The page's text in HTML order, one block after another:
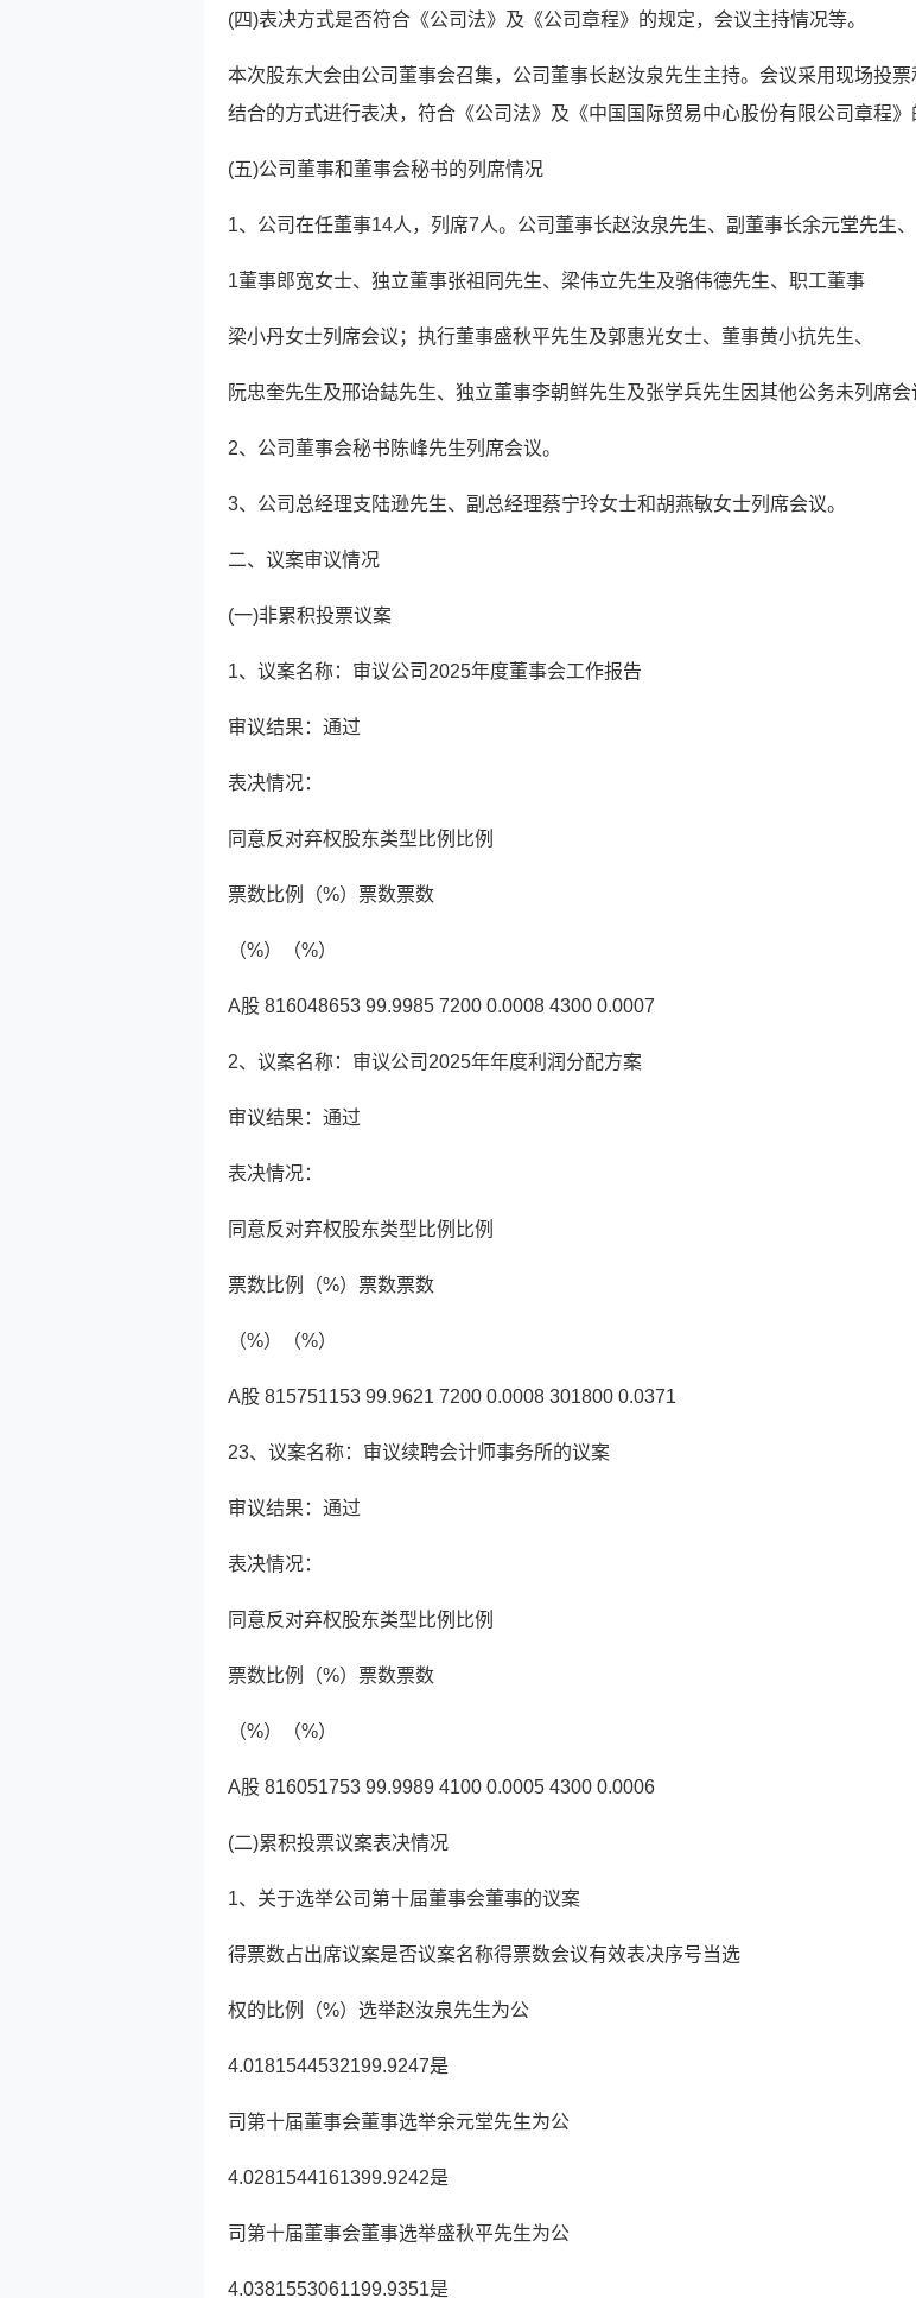
(四)表决方式是否符合《公司法》及《公司章程》的规定，会议主持情况等。
本次股东大会由公司董事会召集，公司董事长赵汝泉先生主持。会议采用现场投票
结合的方式进行表决，符合《公司法》及《中国国际贸易中心股份有限公司章程》
(五)公司董事和董事会秘书的列席情况
1、公司在任董事14人，列席7人。公司董事长赵汝泉先生、副董事长余元堂先生、
1董事郎宽女士、独立董事张祖同先生、梁伟立先生及骆伟德先生、职工董事
梁小丹女士列席会议；执行董事盛秋平先生及郭惠光女士、董事黄小抗先生、
阮忠奎先生及邢诒鋕先生、独立董事李朝鲜先生及张学兵先生因其他公务未列席会
2、公司董事会秘书陈峰先生列席会议。
3、公司总经理支陆逊先生、副总经理蔡宁玲女士和胡燕敏女士列席会议。
二、议案审议情况
(一)非累积投票议案
1、议案名称：审议公司2025年度董事会工作报告
审议结果：通过
表决情况：
同意反对弃权股东类型比例比例
票数比例（%）票数票数
（%）（%）
A股 816048653 99.9985 7200 0.0008 4300 0.0007
2、议案名称：审议公司2025年年度利润分配方案
审议结果：通过
表决情况：
同意反对弃权股东类型比例比例
票数比例（%）票数票数
（%）（%）
A股 815751153 99.9621 7200 0.0008 301800 0.0371
23、议案名称：审议续聘会计师事务所的议案
审议结果：通过
表决情况：
同意反对弃权股东类型比例比例
票数比例（%）票数票数
（%）（%）
A股 816051753 99.9989 4100 0.0005 4300 0.0006
(二)累积投票议案表决情况
1、关于选举公司第十届董事会董事的议案
得票数占出席议案是否议案名称得票数会议有效表决序号当选
权的比例（%）选举赵汝泉先生为公
4.0181544532199.9247是
司第十届董事会董事选举余元堂先生为公
4.0281544161399.9242是
司第十届董事会董事选举盛秋平先生为公
4.0381553061199.9351是